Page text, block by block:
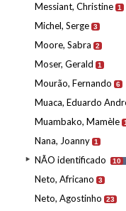
Messiant, Christine 1
Michel, Serge 3
Moore, Sabra 2
Moser, Gerald 1
Mourão, Fernando 6
Muaca, Eduardo
Muambako, Mamèle 1
Nana, Joanny 1
NÃO identificado 10
Neto, Africano 3
Neto, Agostinho 23